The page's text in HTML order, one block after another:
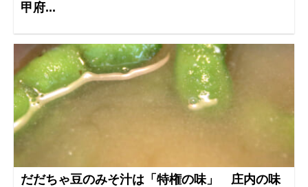
甲府...
だだちゃ豆のみそ汁は「特権の味」 庄内の味